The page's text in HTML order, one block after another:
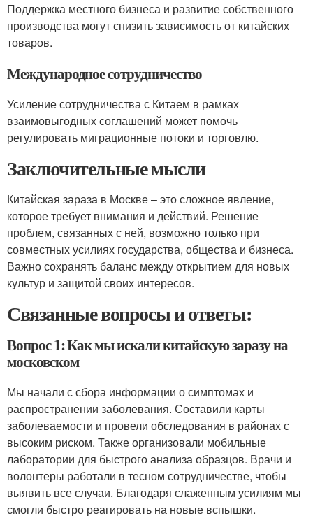
Поддержка местного бизнеса и развитие собственного
производства могут снизить зависимость от китайских
товаров.
Международное сотрудничество
Усиление сотрудничества с Китаем в рамках
взаимовыгодных соглашений может помочь
регулировать миграционные потоки и торговлю.
Заключительные мысли
Китайская зараза в Москве – это сложное явление,
которое требует внимания и действий. Решение
проблем, связанных с ней, возможно только при
совместных усилиях государства, общества и бизнеса.
Важно сохранять баланс между открытием для новых
культур и защитой своих интересов.
Связанные вопросы и ответы:
Вопрос 1: Как мы искали китайскую заразу на
московском
Мы начали с сбора информации о симптомах и
распространении заболевания. Составили карты
заболеваемости и провели обследования в районах с
высоким риском. Также организовали мобильные
лаборатории для быстрого анализа образцов. Врачи и
волонтеры работали в тесном сотрудничестве, чтобы
выявить все случаи. Благодаря слаженным усилиям мы
смогли быстро реагировать на новые вспышки.